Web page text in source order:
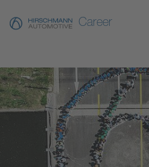
Career